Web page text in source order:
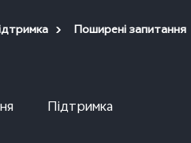
Поширені запитання
Підтримка